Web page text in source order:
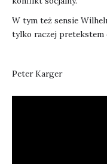
W tym też sensie
tylko raczej pretekstem
Peter Karger